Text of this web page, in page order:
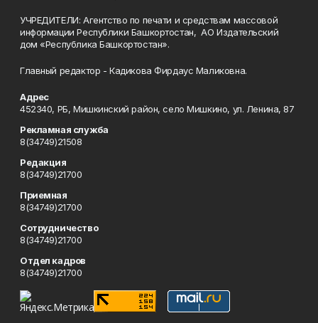
УЧРЕДИТЕЛИ: Агентство по печати и средствам массовой
информации Республики Башкортостан, АО Издательский
дом «Республика Башкортостан».
Главный редактор - Кадикова Фирдаус Маликовна.
Адрес
452340, РБ, Мишкинский район, село Мишкино, ул. Ленина, 87
Рекламная служба
8(34749)21508
Редакция
8(34749)21700
Приемная
8(34749)21700
Сотрудничество
8(34749)21700
Отдел кадров
8(34749)21700